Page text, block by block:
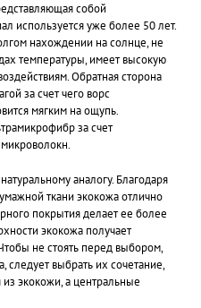
собой
используется уже более 50 лет.
нахождении на солнце, не
температуры, имеет высокую
Обратная сторона
за счет чего ворс
мягким на ощупь.
за счет
аналогу. Благодаря
ткани экокожа отлично
покрытия делает ее более
экокожа получает
не стоять перед выбором,
следует выбрать их сочетание,
экокожи, а центральные